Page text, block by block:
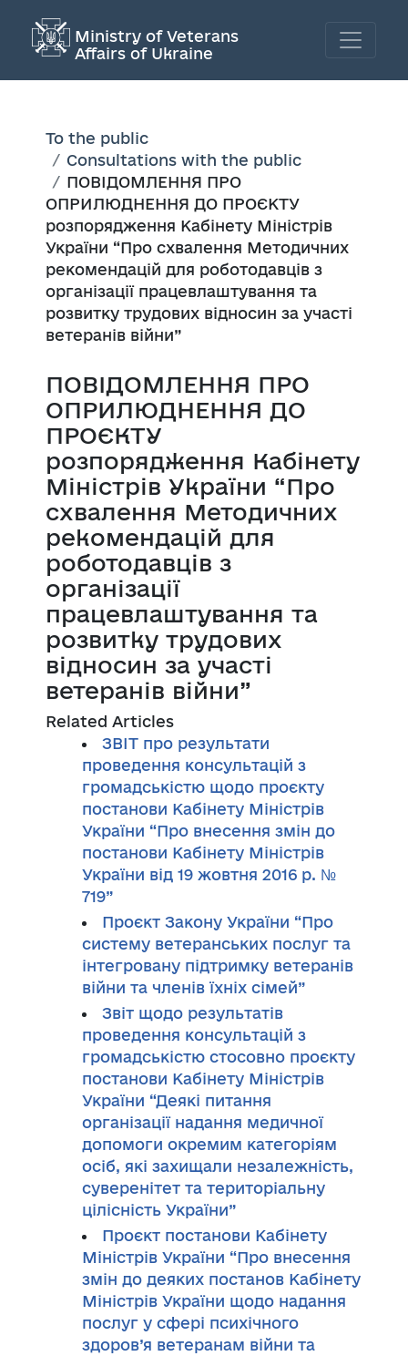
Ministry of Veterans
Affairs of Ukraine
To the public
Consultations with the public
ПОВІДОМЛЕННЯ ПРО
ОПРИЛЮДНЕННЯ ДО ПРОЄКТУ
розпорядження Кабінету Міністрів
України “Про схвалення Методичних
рекомендацій для роботодавців з
організації працевлаштування та
розвитку трудових відносин за участі
ветеранів війни”
ПОВІДОМЛЕННЯ ПРО
ОПРИЛЮДНЕННЯ ДО
ПРОЄКТУ
розпорядження Кабінету
Міністрів України “Про
схвалення Методичних
рекомендацій для
роботодавців з
організації
працевлаштування та
розвитку трудових
відносин за участі
ветеранів війни”
Related Articles
ЗВІТ про результати
проведення консультацій з
громадськістю щодо проєкту
постанови Кабінету Міністрів
України “Про внесення змін до
постанови Кабінету Міністрів
України від 19 жовтня 2016 р. №
719”
Проєкт Закону України “Про
систему ветеранських послуг та
інтегровану підтримку ветеранів
війни та членів їхніх сімей”
Звіт щодо результатів
проведення консультацій з
громадськістю стосовно проєкту
постанови Кабінету Міністрів
України “Деякі питання
організації надання медичної
допомоги окремим категоріям
осіб, які захищали незалежність,
суверенітет та територіальну
цілісність України”
Проєкт постанови Кабінету
Міністрів України “Про внесення
змін до деяких постанов Кабінету
Міністрів України щодо надання
послуг у сфері психічного
здоров’я ветеранам війни та